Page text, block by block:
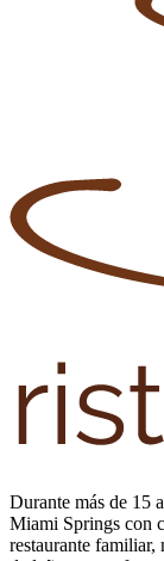
Durante más de 15
Miami Springs con
restaurante familiar,